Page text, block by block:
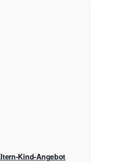
Kind-Angebot